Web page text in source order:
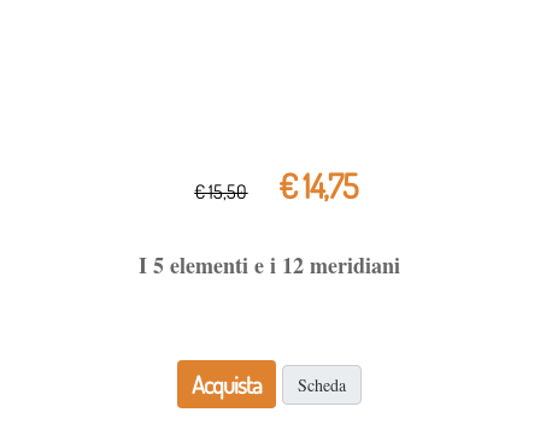
€ 15,50 € 14,75
I 5 elementi e i 12 meridiani
Acquista Scheda